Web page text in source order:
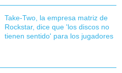
Take-Two, la empresa matriz de
Rockstar, dice que 'los discos no
tienen sentido' para los jugadores